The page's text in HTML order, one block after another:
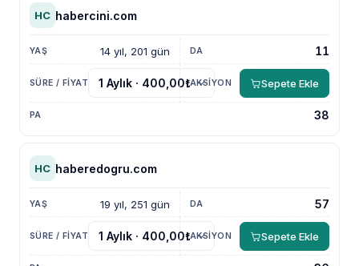
HC habercini.com
14 yıl, 201 gün 11
38
Sepete Ekle
HC haberedogru.com
19 yıl, 251 gün 57
Sepete Ekle